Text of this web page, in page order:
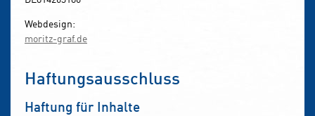
Webdesign:
moritz-graf.de
Haftungsausschluss
Haftung für Inhalte